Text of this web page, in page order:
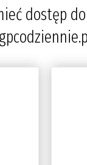
dostęp